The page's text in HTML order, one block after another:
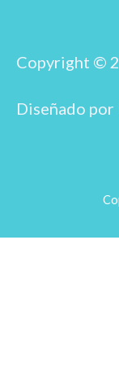
k
r
a
Copyright ©
Diseñado